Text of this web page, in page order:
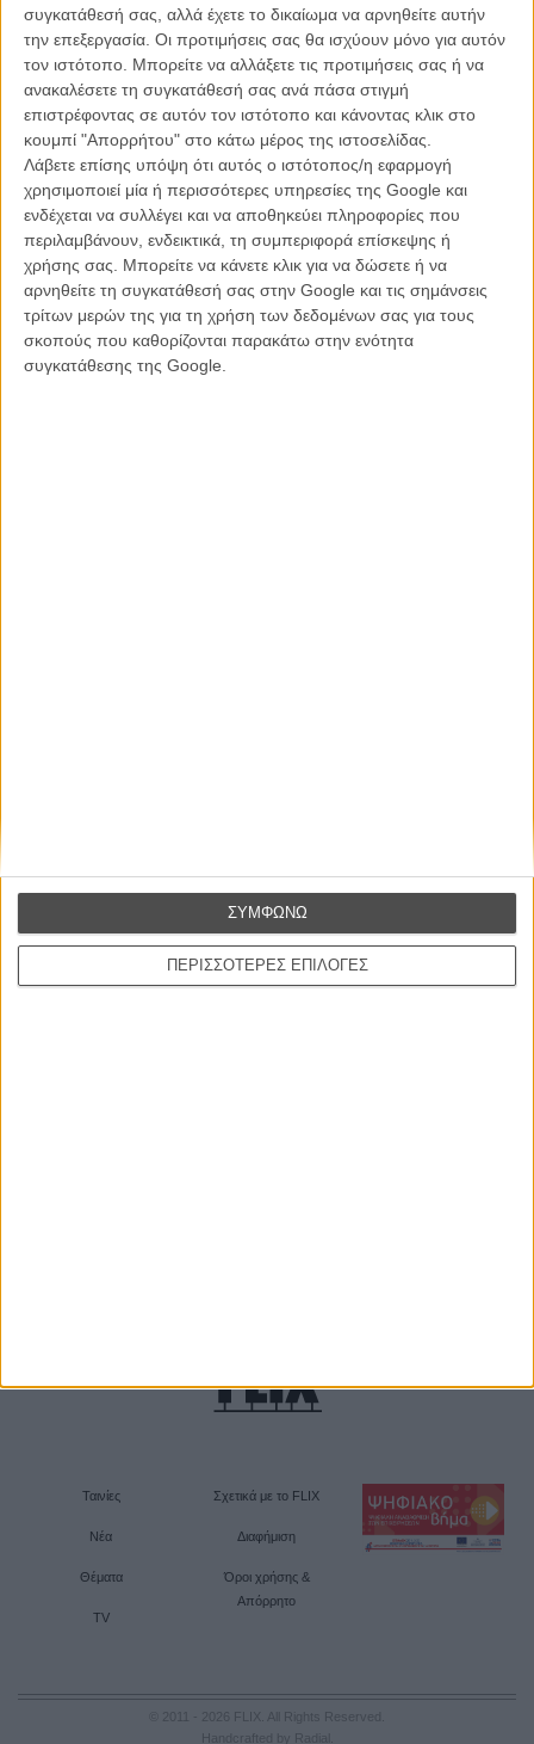
συγκατάθεσή σας, αλλά έχετε το δικαίωμα να αρνηθείτε αυτήν
την επεξεργασία. Οι προτιμήσεις σας θα ισχύουν μόνο για αυτόν
τον ιστότοπο. Μπορείτε να αλλάξετε τις προτιμήσεις σας ή να
ανακαλέσετε τη συγκατάθεσή σας ανά πάσα στιγμή
επιστρέφοντας σε αυτόν τον ιστότοπο και κάνοντας κλικ στο
κουμπί "Απορρήτου" στο κάτω μέρος της ιστοσελίδας.
Λάβετε επίσης υπόψη ότι αυτός ο ιστότοπος/η εφαρμογή
χρησιμοποιεί μία ή περισσότερες υπηρεσίες της Google και
ενδέχεται να συλλέγει και να αποθηκεύει πληροφορίες που
περιλαμβάνουν, ενδεικτικά, τη συμπεριφορά επίσκεψης ή
χρήσης σας. Μπορείτε να κάνετε κλικ για να δώσετε ή να
αρνηθείτε τη συγκατάθεσή σας στην Google και τις σημάνσεις
τρίτων μερών της για τη χρήση των δεδομένων σας για τους
σκοπούς που καθορίζονται παρακάτω στην ενότητα
συγκατάθεσης της Google.
ΠΕΡΙΣΣΟΤΕΡΕΣ ΕΠΙΛΟΓΕΣ
ΣΥΜΦΩΝΩ
Αυτά είναι! Η Κέιτ Μπλάνσετ είναι έτοιμη για να
σκηνοθετήσει την πρώτη της ταινία!
ΝΕΑ /20 ΣΕΠ 2013/ Μανώλης Κρανάκης
Θες να ρωτήσεις κάτι τον Τζορτζ Κλούνεϊ; Μπορείς!
28 ΙΑΝ 2014 / Πόλυ Λυκούργου
Berlinale 2014: «The Monuments Men». Μια ταινία πoυ
δεν θα μείνει ιστορική
ΝΕΑ /08 ΦΕΒ 2014/ Γιώργος Κρασσακόπουλος
Ο Μπαράκ Ομπαμα βλέπει το «The Monuments Men»
CONNECT
Εγγράψου στο εβδομαδιαίο newsletter μας.
Ταινίες
Νέα
Θέματα
TV
Σχετικά με το FLIX
Διαφήμιση
Όροι χρήσης &
Απόρρητο
© 2011 - 2026 FLIX. All Rights Reserved.
Handcrafted by Radial